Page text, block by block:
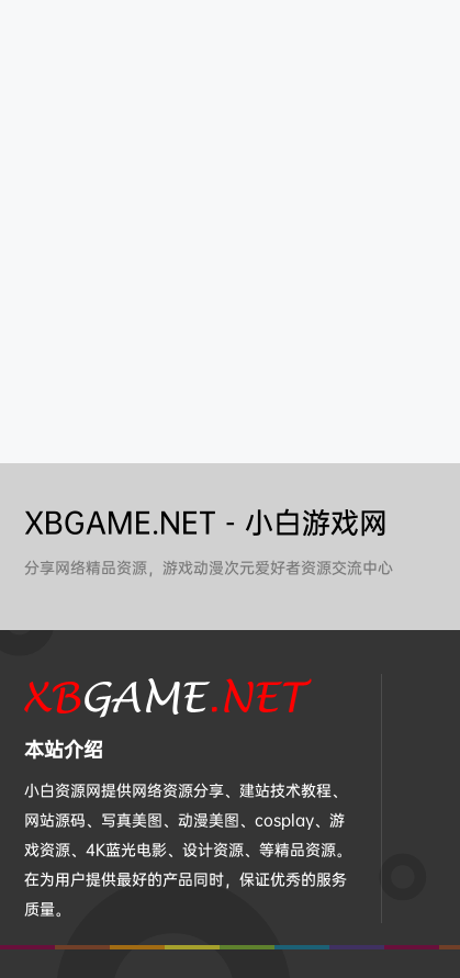
XBGAME.NET - 小白游戏网
分享网络精品资源，游戏动漫次元爱好者资源交流中心
本站介绍
小白资源网提供网络资源分享、建站技术教程、
网站源码、写真美图、动漫美图、cosplay、游
戏资源、4K蓝光电影、设计资源、等精品资源。
在为用户提供最好的产品同时，保证优秀的服务
质量。